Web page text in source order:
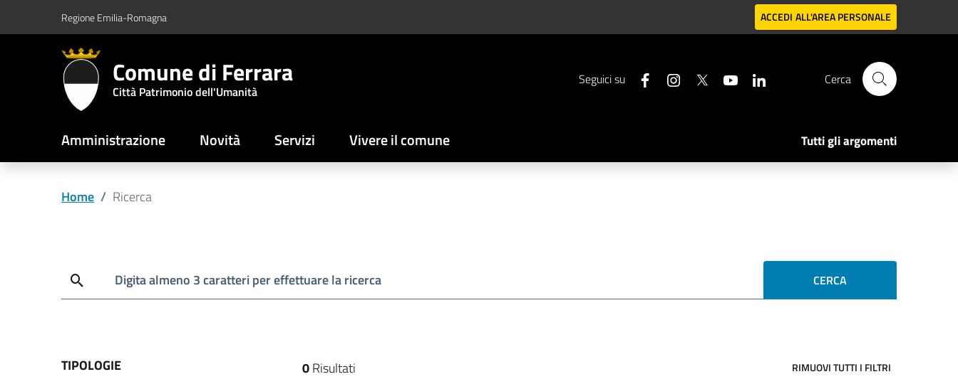
Vai al contenuto principale
Vai al footerRegione Emilia-Romagna ACCEDI ALL'AREA PERSONALE
Comune di Ferrara
Città Patrimonio dell'Umanità
Seguici su Cerca
Amministrazione Novità Servizi Vivere il comune Tutti gli argomenti
Home / Ricerca
CercaDigita almeno 3 caratteri per effettuare la ricerca CERCA
0Risultati RIMUOVI TUTTI I FILTRI
TIPOLOGIE